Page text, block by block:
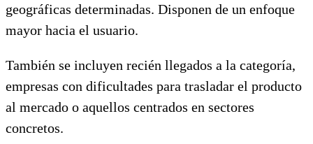
geográficas determinadas. Disponen de un enfoque
mayor hacia el usuario.
También se incluyen recién llegados a la categoría,
empresas con dificultades para trasladar el producto
al mercado o aquellos centrados en sectores
concretos.